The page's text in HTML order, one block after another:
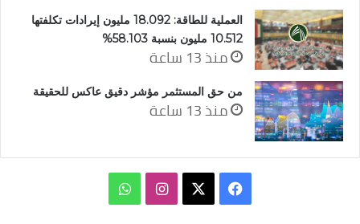
العملية للطاقة: 18.092 مليون إيرادات تكلفتها
10.512 مليون بنسبة 58.103%
منذ 13 ساعة
من حق المستثمر مؤشر دقيق عاكس للحقيقة
منذ 13 ساعة
فيسبوك انستقرامواتساب